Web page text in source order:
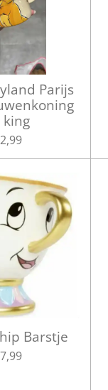
Parijs
Barstje